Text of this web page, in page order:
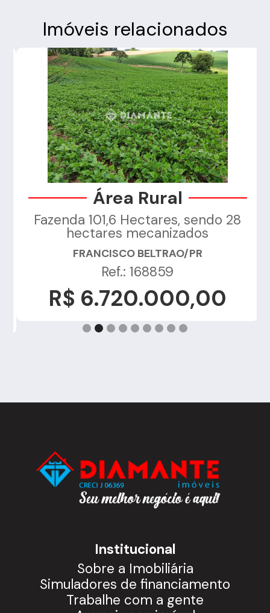
Imóveis relacionados
Área Rural
Fazenda 101,6 Hectares, sendo 28
hectares mecanizados
FRANCISCO BELTRAO/PR
Ref.: 168859
R$ 6.720.000,00
Institucional
Sobre a Imobiliária
Simuladores de financiamento
Trabalhe com a gente